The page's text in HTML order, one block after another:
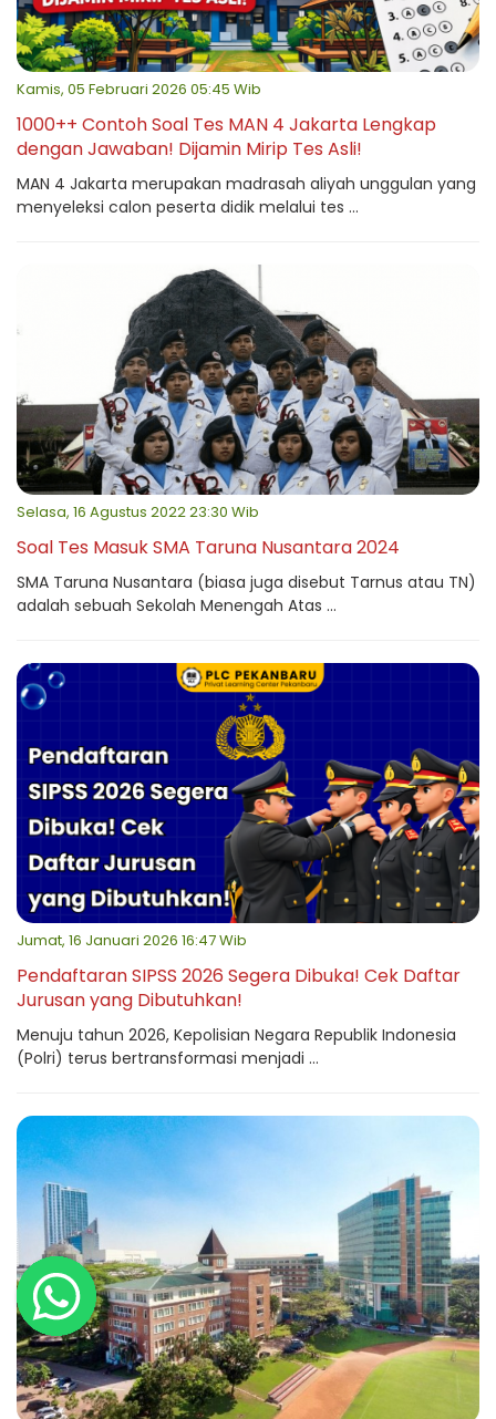
Kamis, 05 Februari 2026 05:45 Wib
1000++ Contoh Soal Tes MAN 4 Jakarta Lengkap
dengan Jawaban! Dijamin Mirip Tes Asli!
MAN 4 Jakarta merupakan madrasah aliyah unggulan yang
menyeleksi calon peserta didik melalui tes ...
Selasa, 16 Agustus 2022 23:30 Wib
Soal Tes Masuk SMA Taruna Nusantara 2024
SMA Taruna Nusantara (biasa juga disebut Tarnus atau TN)
adalah sebuah Sekolah Menengah Atas ...
Jumat, 16 Januari 2026 16:47 Wib
Pendaftaran SIPSS 2026 Segera Dibuka! Cek Daftar
Jurusan yang Dibutuhkan!
Menuju tahun 2026, Kepolisian Negara Republik Indonesia
(Polri) terus bertransformasi menjadi ...